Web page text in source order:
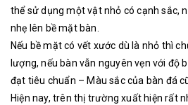
thể sử dụng một vật nhỏ có cạnh sắc,
nhẹ lên bề mặt bàn.
Nếu bề mặt có vết xước dù là nhỏ thì
lượng, nếu bàn vẫn nguyên vẹn với độ
đạt tiêu chuẩn – Màu sắc của bàn đá
Hiện nay, trên thị trường xuất hiện rất